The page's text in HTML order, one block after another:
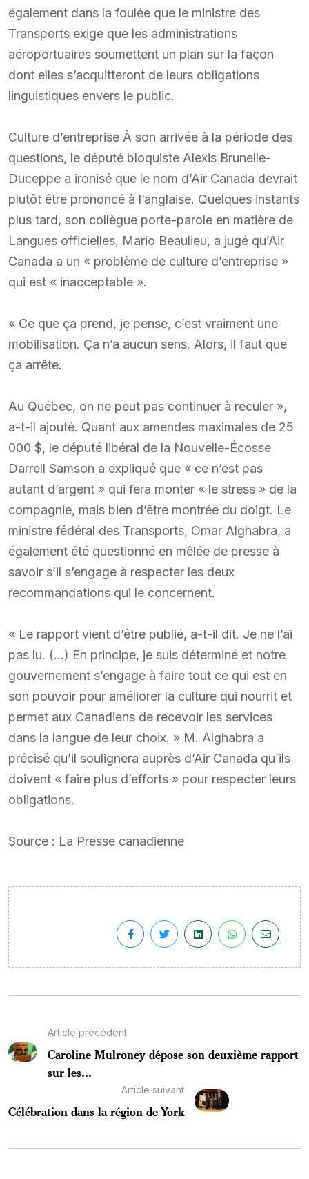
également dans la foulée que le ministre des
Transports exige que les administrations
aéroportuaires soumettent un plan sur la façon
dont elles s’acquitteront de leurs obligations
linguistiques envers le public.
Culture d’entreprise À son arrivée à la période des
questions, le député bloquiste Alexis Brunelle-
Duceppe a ironisé que le nom d’Air Canada devrait
plutôt être prononcé à l’anglaise. Quelques instants
plus tard, son collègue porte-parole en matière de
Langues officielles, Mario Beaulieu, a jugé qu’Air
Canada a un « problème de culture d’entreprise »
qui est « inacceptable ».
« Ce que ça prend, je pense, c’est vraiment une
mobilisation. Ça n’a aucun sens. Alors, il faut que
ça arrête.
Au Québec, on ne peut pas continuer à reculer »,
a-t-il ajouté. Quant aux amendes maximales de 25
000 $, le député libéral de la Nouvelle-Écosse
Darrell Samson a expliqué que « ce n’est pas
autant d’argent » qui fera monter « le stress » de la
compagnie, mais bien d’être montrée du doigt. Le
ministre fédéral des Transports, Omar Alghabra, a
également été questionné en mêlée de presse à
savoir s’il s’engage à respecter les deux
recommandations qui le concernent.
« Le rapport vient d’être publié, a-t-il dit. Je ne l’ai
pas lu. (…) En principe, je suis déterminé et notre
gouvernement s’engage à faire tout ce qui est en
son pouvoir pour améliorer la culture qui nourrit et
permet aux Canadiens de recevoir les services
dans la langue de leur choix. » M. Alghabra a
précisé qu’il soulignera auprès d’Air Canada qu’ils
doivent « faire plus d’efforts » pour respecter leurs
obligations.
Source : La Presse canadienne
Article précédent
Caroline Mulroney dépose son deuxième rapport
sur les...
Article suivant
Célébration dans la région de York